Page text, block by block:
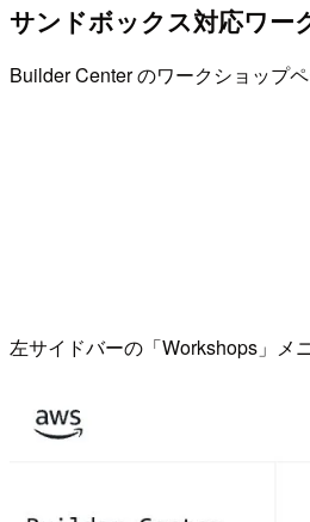
サンドボックス対応ワー
Builder Center のワークショップ
左サイドバーの「Workshops」メ